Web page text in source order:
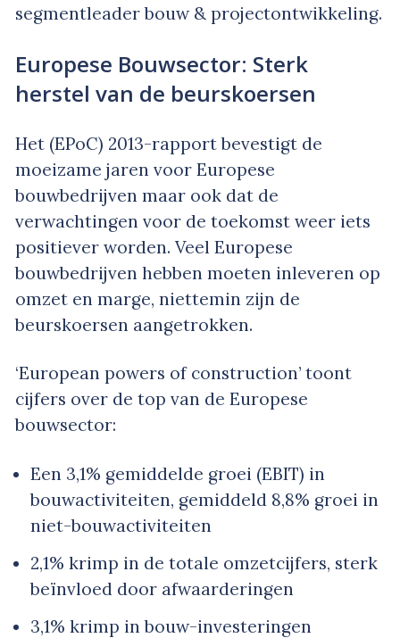
segmentleader bouw & projectontwikkeling.
Europese Bouwsector: Sterk
herstel van de beurskoersen
Het (EPoC) 2013-rapport bevestigt de
moeizame jaren voor Europese
bouwbedrijven maar ook dat de
verwachtingen voor de toekomst weer iets
positiever worden. Veel Europese
bouwbedrijven hebben moeten inleveren op
omzet en marge, niettemin zijn de
beurskoersen aangetrokken.
‘European powers of construction’ toont
cijfers over de top van de Europese
bouwsector:
Een 3,1% gemiddelde groei (EBIT) in
bouwactiviteiten, gemiddeld 8,8% groei in
niet-bouwactiviteiten
2,1% krimp in de totale omzetcijfers, sterk
beïnvloed door afwaarderingen
3,1% krimp in bouw-investeringen